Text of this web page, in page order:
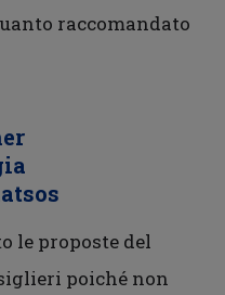
raccomandato
le proposte del
poiché non